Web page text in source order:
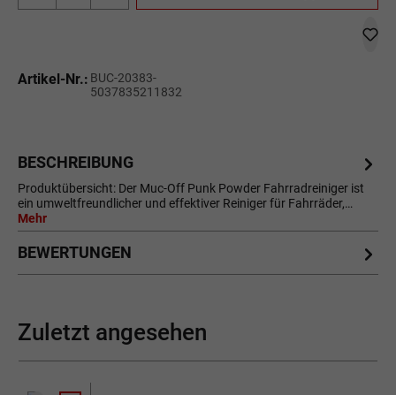
Artikel-Nr.: BUC-20383-
5037835211832
BESCHREIBUNG
Produktübersicht: Der Muc-Off Punk Powder Fahrradreiniger ist
ein umweltfreundlicher und effektiver Reiniger für Fahrräder,…
Mehr
BEWERTUNGEN
Zuletzt angesehen